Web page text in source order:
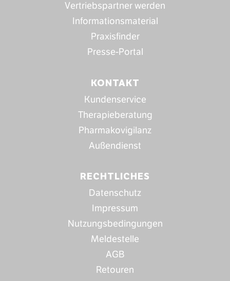
Vertriebspartner werden
Informationsmaterial
Praxisfinder
Presse-Portal
KONTAKT
Kundenservice
Therapieberatung
Pharmakovigilanz
Außendienst
RECHTLICHES
Datenschutz
Impressum
Nutzungsbedingungen
Meldestelle
AGB
Retouren